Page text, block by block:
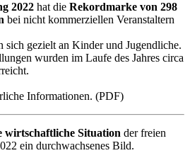
2022 hat die Rekordmarke von 298
bei nicht kommerziellen Veranstaltern
sich gezielt an Kinder und Jugendliche.
wurden im Laufe des Jahres circa
Informationen. (PDF)
Situation der freien
ein durchwachsenes Bild.